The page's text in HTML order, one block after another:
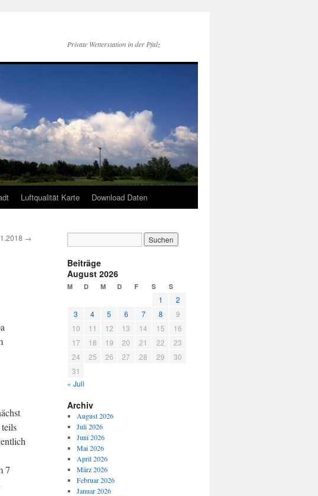
Private Wetterstation in der Pfalz
Luftqualität Karte Download Daten
→
7
Beiträge
August 2026
M D M D F S S
1
2
3
4 5 6 7 8
9
10
11 12 13 14 15
16
17
18 19 20 21 22
23
24
25 26 27 28 29
30
31
« Juli
Archiv
August 2026
Juli 2026
Juni 2026
Mai 2026
April 2026
März 2026
Februar 2026
Januar 2026